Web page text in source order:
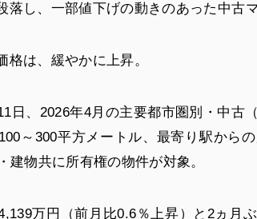
落し、一部値下げの動きのあった中古
格は、緩やかに上昇。
日、2026年4月の主要都市圏別・中古
～300平方メートル、最寄り駅から
建物共に所有権の物件が対象。
万円（前月比0.6％上昇）と2ヵ月